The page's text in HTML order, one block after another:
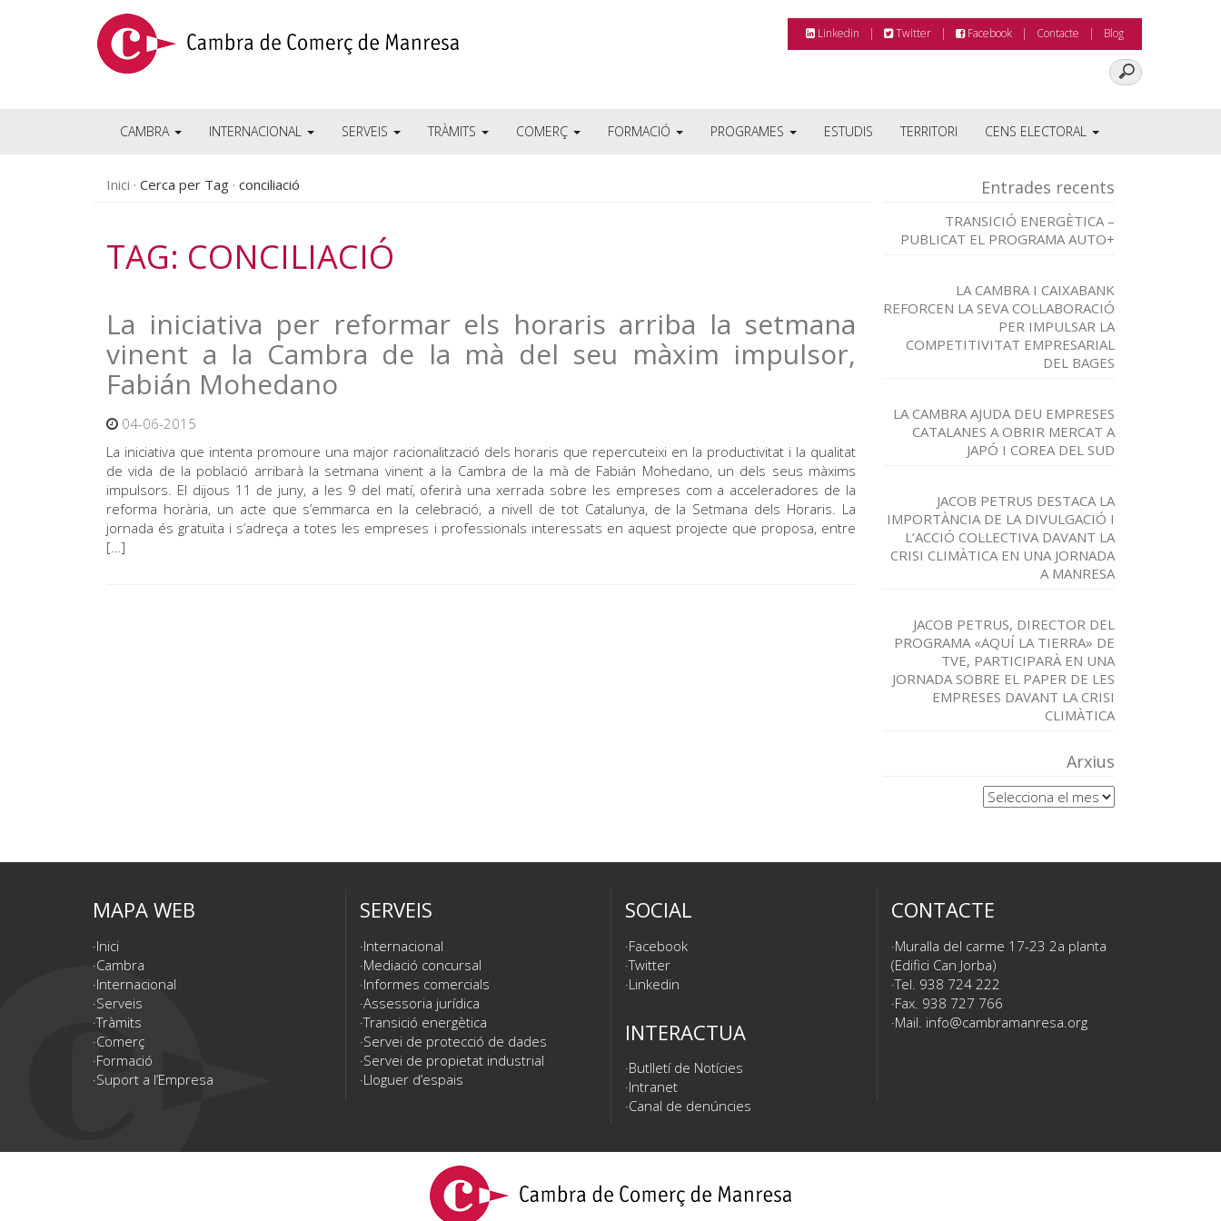
Linkedin Twitter Facebook Contacte Blog
CAMBRA INTERNACIONAL SERVEIS TRÀMITS COMERÇ FORMACIÓ PROGRAMES ESTUDIS TERRITORI CENS ELECTORAL
Inici Cerca per Tag conciliació
TAG: CONCILIACIÓ
La iniciativa per reformar els horaris arriba la setmana
vinent a la Cambra de la mà del seu màxim impulsor,
Fabián Mohedano
04-06-2015
La iniciativa que intenta promoure una major racionalització dels horaris que repercuteixi en la productivitat i la qualitat
de vida de la població arribarà la setmana vinent a la Cambra de la mà de Fabián Mohedano, un dels seus màxims
impulsors. El dijous 11 de juny, a les 9 del matí, oferirà una xerrada sobre les empreses com a acceleradores de la
reforma horària, un acte que s’emmarca en la celebració, a nivell de tot Catalunya, de la Setmana dels Horaris. La
jornada és gratuïta i s’adreça a totes les empreses i professionals interessats en aquest projecte que proposa, entre
[…]
Entrades recents
TRANSICIÓ ENERGÈTICA –
PUBLICAT EL PROGRAMA AUTO+
LA CAMBRA I CAIXABANK
REFORCEN LA SEVA COL·LABORACIÓ
PER IMPULSAR LA
COMPETITIVITAT EMPRESARIAL
DEL BAGES
LA CAMBRA AJUDA DEU EMPRESES
CATALANES A OBRIR MERCAT A
JAPÓ I COREA DEL SUD
JACOB PETRUS DESTACA LA
IMPORTÀNCIA DE LA DIVULGACIÓ I
L’ACCIÓ COL·LECTIVA DAVANT LA
CRISI CLIMÀTICA EN UNA JORNADA
A MANRESA
JACOB PETRUS, DIRECTOR DEL
PROGRAMA «AQUÍ LA TIERRA» DE
TVE, PARTICIPARÀ EN UNA
JORNADA SOBRE EL PAPER DE LES
EMPRESES DAVANT LA CRISI
CLIMÀTICA
Arxius
Arxius
MAPA WEB
Inici
Cambra
Internacional
Serveis
Tràmits
Comerç
Formació
Suport a l’Empresa
SERVEIS
Internacional
Mediació concursal
Informes comercials
Assessoria jurídica
Transició energètica
Servei de protecció de dades
Servei de propietat industrial
Lloguer d’espais
SOCIAL
Facebook
Twitter
Linkedin
INTERACTUA
Butlletí de Notícies
Intranet
Canal de denúncies
CONTACTE
Muralla del carme 17-23 2a planta
(Edifici Can Jorba)
Tel. 938 724 222
Fax. 938 727 766
Mail. info@cambramanresa.org